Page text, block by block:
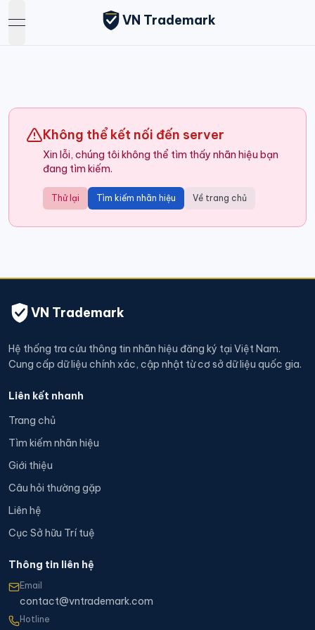
open navigation menu
VN Trademark
Không thể kết nối đến server
Xin lỗi, chúng tôi không thể tìm thấy nhãn hiệu bạn
đang tìm kiếm.
Thử lại Tìm kiếm nhãn hiệu Về trang chủ
VN Trademark
Hệ thống tra cứu thông tin nhãn hiệu đăng ký tại Việt Nam.
Cung cấp dữ liệu chính xác, cập nhật từ cơ sở dữ liệu quốc gia.
Liên kết nhanh
Trang chủ
Tìm kiếm nhãn hiệu
Giới thiệu
Câu hỏi thường gặp
Liên hệ
Cục Sở hữu Trí tuệ
Thông tin liên hệ
Email
contact@vntrademark.com
Hotline